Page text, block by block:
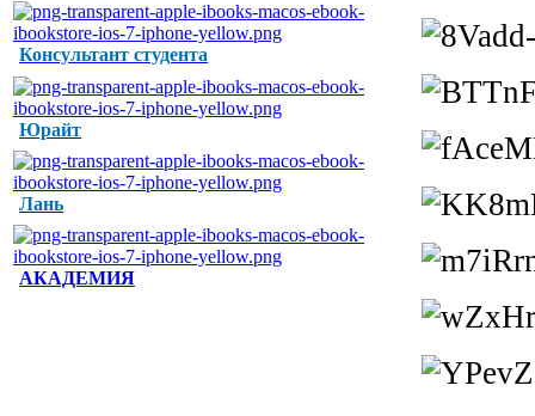
Консультант студента
Юрайт
Лань
АКАДЕМИЯ